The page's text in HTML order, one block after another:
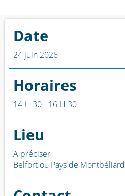
Date
24 juin 2026
Horaires
14 H 30 - 16 H 30
Lieu
A préciser
Belfort ou Pays de Montbéliard